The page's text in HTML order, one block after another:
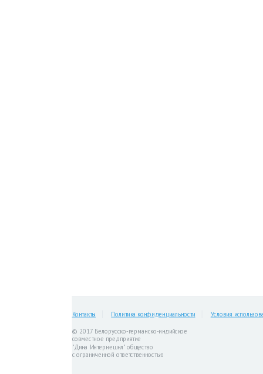
Контакты Политика конфиденциальности Условия
© 2017 Белорусско-германско-индийское
совместное предприятие
"Дина Интернешнл" общество
с ограниченной ответственностью